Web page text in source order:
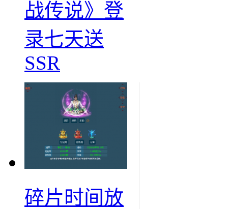
战传说》登
录七天送
SSR
碎片时间放